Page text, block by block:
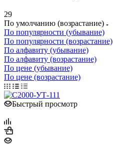
29
По умолчанию (возрастание)
По популярности (убывание)
По популярности (возрастание)
По алфавиту (убывание)
По алфавиту (возрастание)
По цене (убывание)
По цене (возрастание)
Быстрый просмотр